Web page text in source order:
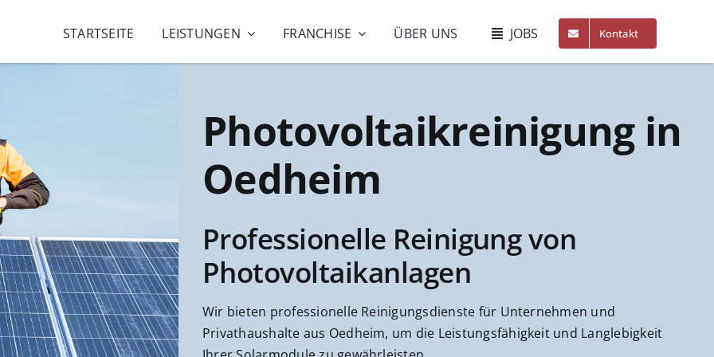
STARTSEITE LEISTUNGEN FRANCHISE ÜBER UNS JOBS Kontakt
Photovoltaikreinigung in
Oedheim
Professionelle Reinigung von
Photovoltaikanlagen
Wir bieten professionelle Reinigungsdienste für Unternehmen und
Privathaushalte aus Oedheim, um die Leistungsfähigkeit und Langlebigkeit